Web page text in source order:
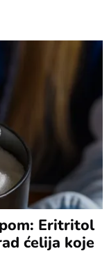
Eritritol
ćelija koje